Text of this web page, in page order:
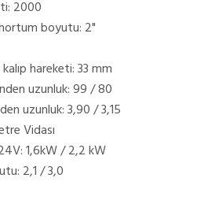
2000
boyutu: 2"
hareketi: 33 mm
uzunluk: 99 / 80
uzunluk: 3,90 / 3,15
Vidası
1,6kW / 2,2 kW
2,1 / 3,0